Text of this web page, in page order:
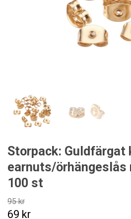
Storpack:
earnuts/örhängeslås
100 st
95 kr
69 kr